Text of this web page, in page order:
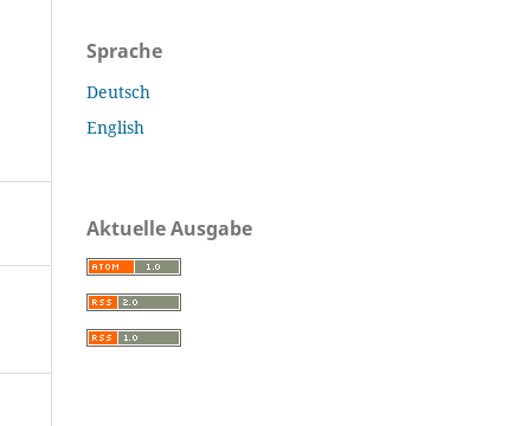
Sprache
Deutsch
English
Aktuelle Ausgabe